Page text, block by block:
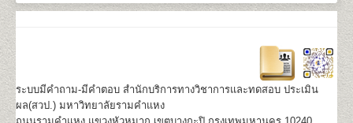
ระบบมีคำถาม-มีคำตอบ สำนักบริการทางวิชาการและทดสอบ ประเมิน
ผล(สวป.) มหาวิทยาลัยรามคำแหง